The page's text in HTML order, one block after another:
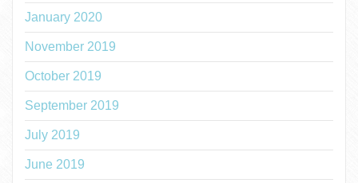
January 2020
November 2019
October 2019
September 2019
July 2019
June 2019